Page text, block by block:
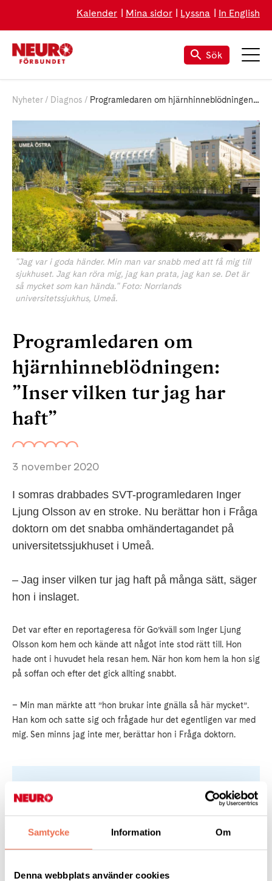
Samtycke Information Om
Denna webbplats använder cookies
Kalender Mina sidor Lyssna In English
Sök
Nyheter Diagnos Programledaren om hjärnhinneblödningen: ”Inser vilken tur jag har haft”
"Jag var i goda händer. Min man var snabb med att få mig till
sjukhuset. Jag kan röra mig, jag kan prata, jag kan se. Det är
så mycket som kan hända." Foto: Norrlands
universitetssjukhus, Umeå.
Programledaren om
hjärnhinneblödningen:
”Inser vilken tur jag har
haft”
3 november 2020
I somras drabbades SVT-programledaren Inger
Ljung Olsson av en stroke. Nu berättar hon i Fråga
doktorn om det snabba omhändertagandet på
universitetssjukhuset i Umeå.
– Jag inser vilken tur jag haft på många sätt, säger
hon i inslaget.
Det var efter en reportageresa för Go’kväll som Inger Ljung
Olsson kom hem och kände att något inte stod rätt till. Hon
hade ont i huvudet hela resan hem. När hon kom hem la hon sig
på soffan och efter det gick allting snabbt.
– Min man märkte att ”hon brukar inte gnälla så här mycket”.
Han kom och satte sig och frågade hur det egentligen var med
mig. Sen minns jag inte mer, berättar hon i Fråga doktorn.
Trailer